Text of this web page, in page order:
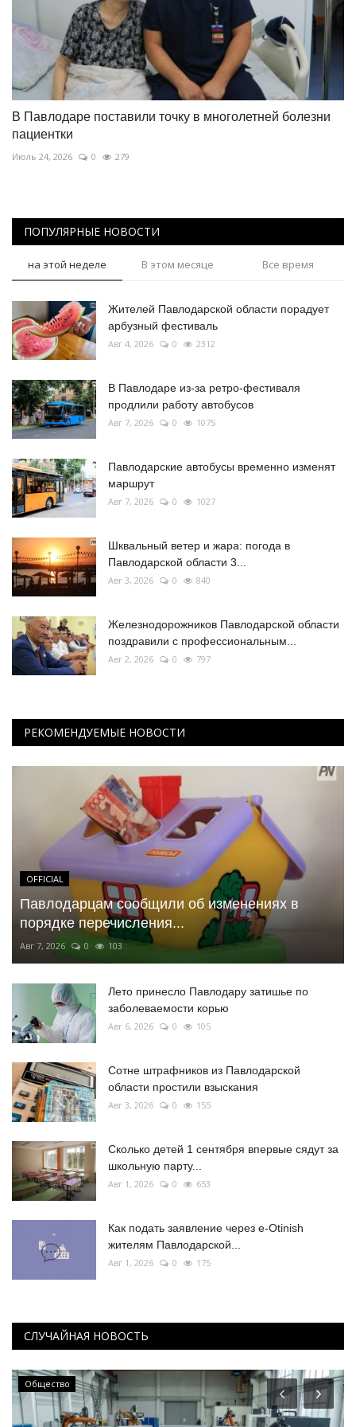
В Павлодаре поставили точку в многолетней болезни
пациентки
Июль 24, 2026 0 279
ПОПУЛЯРНЫЕ НОВОСТИ
на этой неделе В этом месяце Все время
Жителей Павлодарской области порадует
арбузный фестиваль
Авг 4, 2026 0 2312
В Павлодаре из-за ретро-фестиваля
продлили работу автобусов
Авг 7, 2026 0 1075
Павлодарские автобусы временно изменят
маршрут
Авг 7, 2026 0 1027
Шквальный ветер и жара: погода в
Павлодарской области 3...
Авг 3, 2026 0 840
Железнодорожников Павлодарской области
поздравили с профессиональным...
Авг 2, 2026 0 797
РЕКОМЕНДУЕМЫЕ НОВОСТИ
OFFICIAL
Павлодарцам сообщили об изменениях в
порядке перечисления...
Авг 7, 2026 0 103
Лето принесло Павлодару затишье по
заболеваемости корью
Авг 6, 2026 0 105
Сотне штрафников из Павлодарской
области простили взыскания
Авг 3, 2026 0 155
Сколько детей 1 сентября впервые сядут за
школьную парту...
Авг 1, 2026 0 653
Как подать заявление через e-Otinish
жителям Павлодарской...
Авг 1, 2026 0 175
СЛУЧАЙНАЯ НОВОСТЬ
СПОРТ